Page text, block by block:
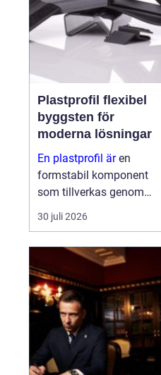
allt oftare...
Plastprofil flexibel
byggsten för
moderna lösningar
En plastprofil ären
formstabil komponent
som tillverkas genom
extrudering av plast, ofta
i långa längder och med
geometri. Profilerna
används som tätningar,
lister, s...
30 juli 2026